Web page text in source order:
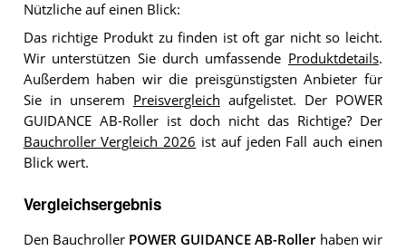
Nützliche auf einen Blick:
Das richtige Produkt zu finden ist oft gar nicht so leicht.
Wir unterstützen Sie durch umfassende Produktdetails.
Außerdem haben wir die preisgünstigsten Anbieter für
Sie in unserem Preisvergleich aufgelistet. Der POWER
GUIDANCE AB-Roller ist doch nicht das Richtige? Der
Bauchroller Vergleich 2026 ist auf jeden Fall auch einen
Blick wert.
Vergleichsergebnis
Den Bauchroller POWER GUIDANCE AB-Rollerhaben wir